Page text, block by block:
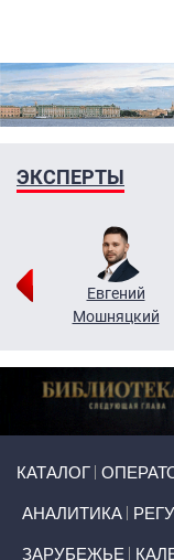
ЭКСПЕРТЫ
Евгений
Мошняцкий
КАТАЛОГ
АНАЛИТИКА
ЗАРУБЕЖЬЕ